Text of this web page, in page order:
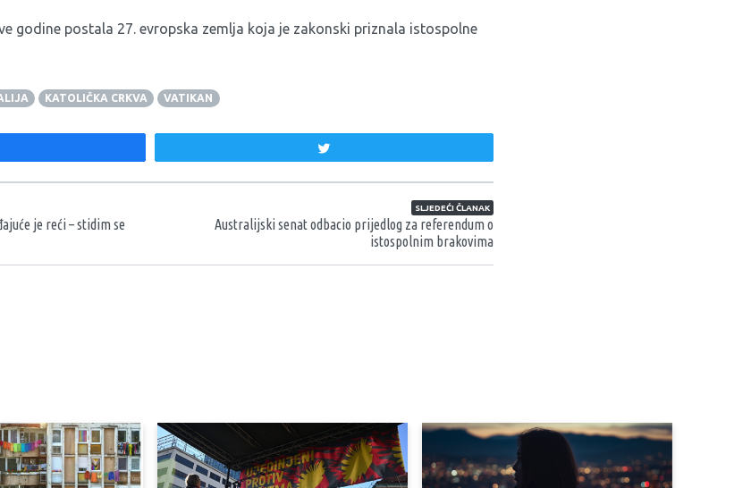
godine postala 27. evropska zemlja koja je zakonski priznala istospolne
KATOLIČKA CRKVA VATIKAN
je reći – stidim se
SLJEDEĆI ČLANAK
Australijski senat odbacio prijedlog za referendum o
istospolnim brakovima